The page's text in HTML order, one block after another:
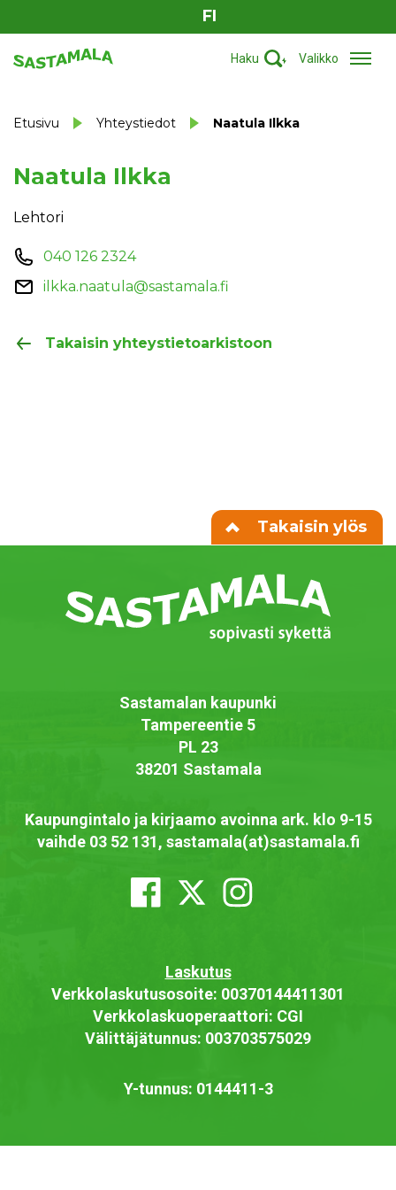
FI
Haku Valikko
Etusivu Yhteystiedot Naatula Ilkka
Naatula Ilkka
Lehtori
040 126 2324
ilkka.naatula@sastamala.fi
Takaisin yhteystietoarkistoon
Takaisin ylös
Sastamalan kaupunki
Tampereentie 5
PL 23
38201 Sastamala
Kaupungintalo ja kirjaamo avoinna ark. klo 9-15
vaihde 03 52 131, sastamala(at)sastamala.fi
Laskutus
Verkkolaskutusosoite: 00370144411301
Verkkolaskuoperaattori: CGI
Välittäjätunnus: 003703575029
Y-tunnus: 0144411-3